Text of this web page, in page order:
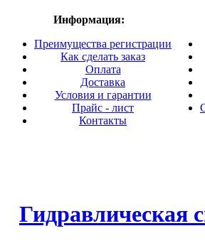
Информация:
Преимущества регистрации
Как сделать заказ
Оплата
Доставка
Условия и гарантии
Прайс - лист
Контакты
Гидравлическая